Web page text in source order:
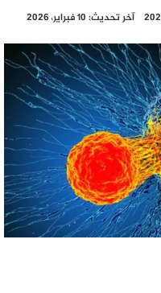
آخر تحديث: 10 فبراير، 2026